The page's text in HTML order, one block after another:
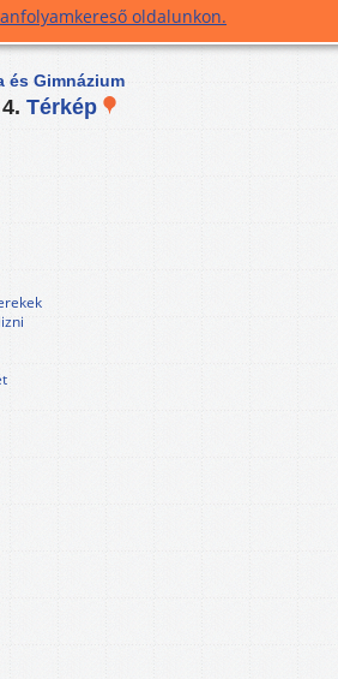
oldalunkon.
és Gimnázium
Térkép